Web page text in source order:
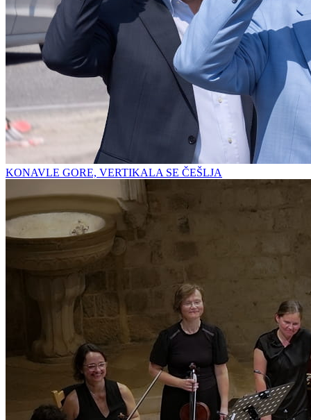
KONAVLE GORE, VERTIKALA SE ČEŠLJA